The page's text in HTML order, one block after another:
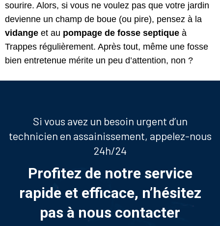
sourire. Alors, si vous ne voulez pas que votre jardin
devienne un champ de boue (ou pire), pensez à la
vidange et au pompage de fosse septique à
Trappes régulièrement. Après tout, même une fosse
bien entretenue mérite un peu d’attention, non ?
Si vous avez un besoin urgent d’un
technicien en assainissement, appelez-nous
24h/24
Profitez de notre service
rapide et efficace, n’hésitez
pas à nous contacter